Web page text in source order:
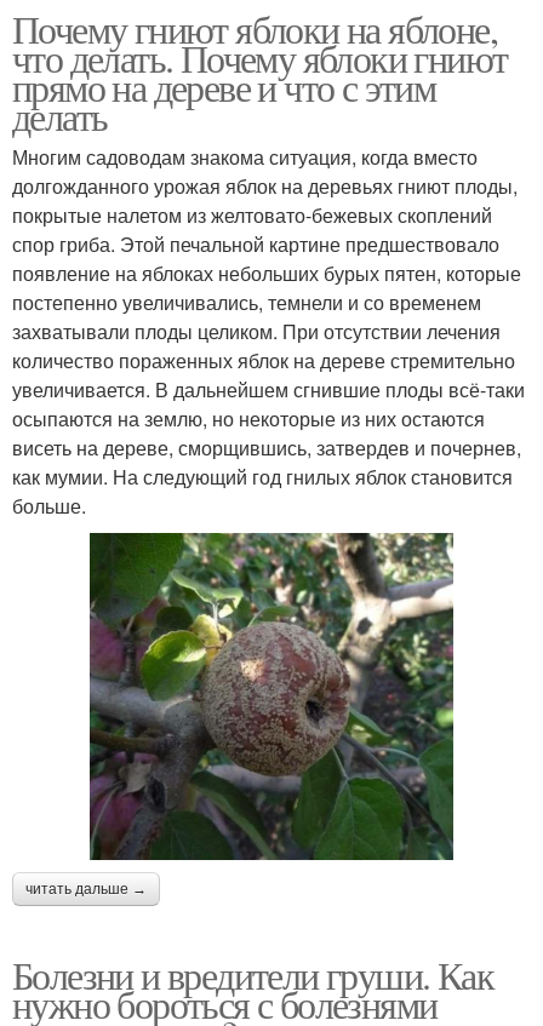
Почему гниют яблоки на яблоне,
что делать. Почему яблоки гниют
прямо на дереве и что с этим
делать
Многим садоводам знакома ситуация, когда вместо
долгожданного урожая яблок на деревьях гниют плоды,
покрытые налетом из желтовато-бежевых скоплений
спор гриба. Этой печальной картине предшествовало
появление на яблоках небольших бурых пятен, которые
постепенно увеличивались, темнели и со временем
захватывали плоды целиком. При отсутствии лечения
количество пораженных яблок на дереве стремительно
увеличивается. В дальнейшем сгнившие плоды всё-таки
осыпаются на землю, но некоторые из них остаются
висеть на дереве, сморщившись, затвердев и почернев,
как мумии. На следующий год гнилых яблок становится
больше.
читать дальше →
Болезни и вредители груши. Как
нужно бороться с болезнями